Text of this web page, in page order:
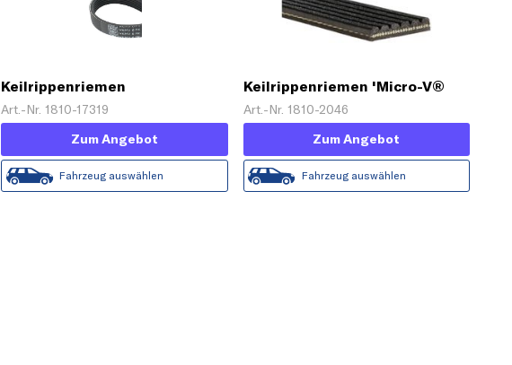
Keilrippenriemen
Art.-Nr. 1810-17319
Zum Angebot
Fahrzeug auswählen
Keilrippenriemen 'Micro-V®
Horizon'
Art.-Nr. 1810-2046
Zum Angebot
Fahrzeug auswählen